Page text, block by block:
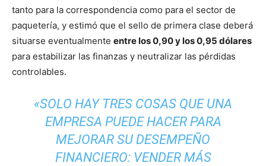
tanto para la correspondencia como para el sector de
paquetería, y estimó que el sello de primera clase deberá
situarse eventualmente entre los 0,90 y los 0,95 dólares
para estabilizar las finanzas y neutralizar las pérdidas
controlables.
«SOLO HAY TRES COSAS QUE UNA
EMPRESA PUEDE HACER PARA
MEJORAR SU DESEMPEÑO
FINANCIERO: VENDER MÁS